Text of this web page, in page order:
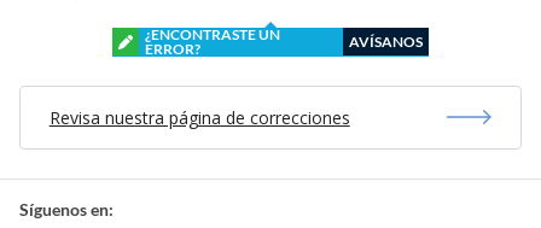
¿ENCONTRASTE UN
ERROR?
AVÍSANOS
Revisa nuestra página de correcciones
Síguenos en: